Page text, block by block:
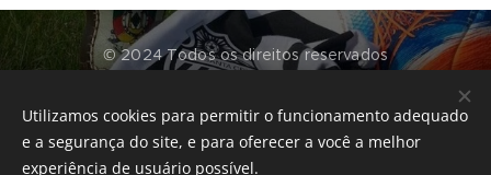
© 2024 Todos os direitos reservados
Desenvolvido porCenterTech Informática Cookies
Utilizamos cookies para permitir o funcionamento adequado
e a segurança do site, e para oferecer a você a melhor
experiência de usuário possível.